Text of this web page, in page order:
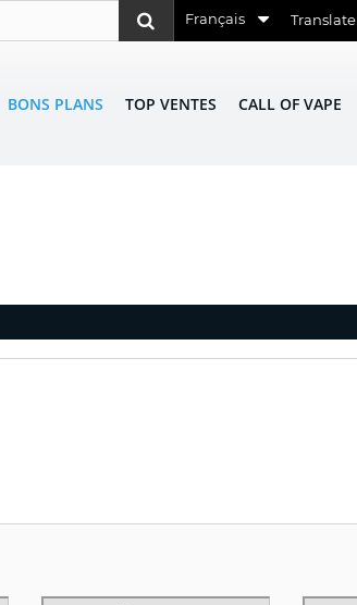
Translate
Français
BONS PLANS TOP VENTES CALL OF VAPE